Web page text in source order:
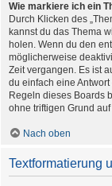
Wie markiere ich ein
Durch Klicken des
kannst du das Thema
holen. Wenn du den
möglicherweise
Zeit vergangen. Es ist
du einfach eine
Regeln dieses Boards
ohne triftigen Grund
Nach oben
Textformatierung